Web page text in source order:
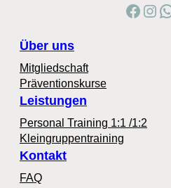
Facebook Instagram WhatsApp
Über uns
Mitgliedschaft
Präventionskurse
Leistungen
Personal Training 1:1 /1:2
Kleingruppentraining
Kontakt
FAQ